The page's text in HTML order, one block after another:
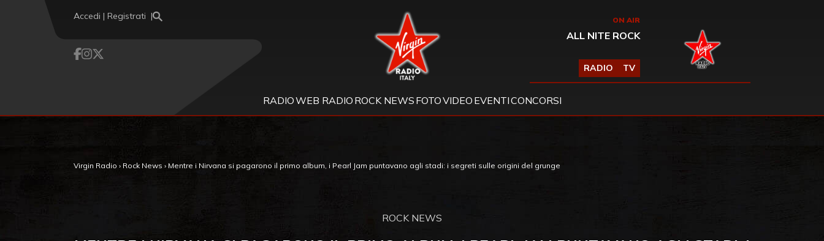
Accedi | Registrati Virgin Radio ON AIR
ALL NITE ROCK
RADIO TV
RADIOWEB RADIO ROCK NEWS FOTOVIDEO EVENTICONCORSI
Virgin Radio › Rock News › Mentre i Nirvana si pagarono il primo album, i Pearl Jam puntavano agli stadi: i segreti sulle origini del grunge
ROCK NEWS